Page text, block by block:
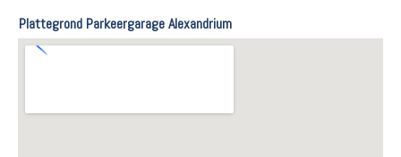
Plattegrond Parkeergarage Alexandrium